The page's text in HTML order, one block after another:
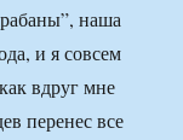
наша
и я совсем
вдруг мне
перенес все